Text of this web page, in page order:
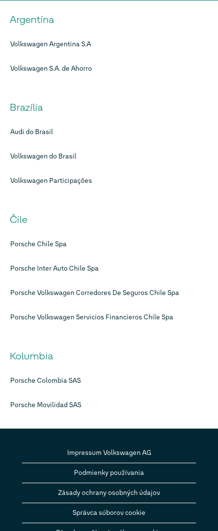
Argentína
Volkswagen Argentina S.A
Volkswagen S.A. de Ahorro
Brazília
Audi do Brasil
Volkswagen do Brasil
Volkswagen Participações
Čile
Porsche Chile Spa
Porsche Inter Auto Chile Spa
Porsche Volkswagen Corredores De Seguros Chile Spa
Porsche Volkswagen Servicios Financieros Chile Spa
Kolumbia
Porsche Colombia SAS
Porsche Movilidad SAS
Impressum Volkswagen AG
Podmienky používania
Zásady ochrany osobných údajov
Správca súborov cookie